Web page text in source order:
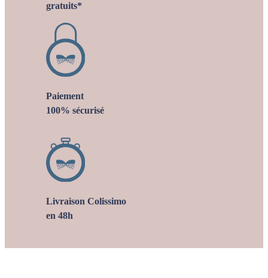
gratuits*
Paiement
100% sécurisé
Livraison Colissimo
en 48h